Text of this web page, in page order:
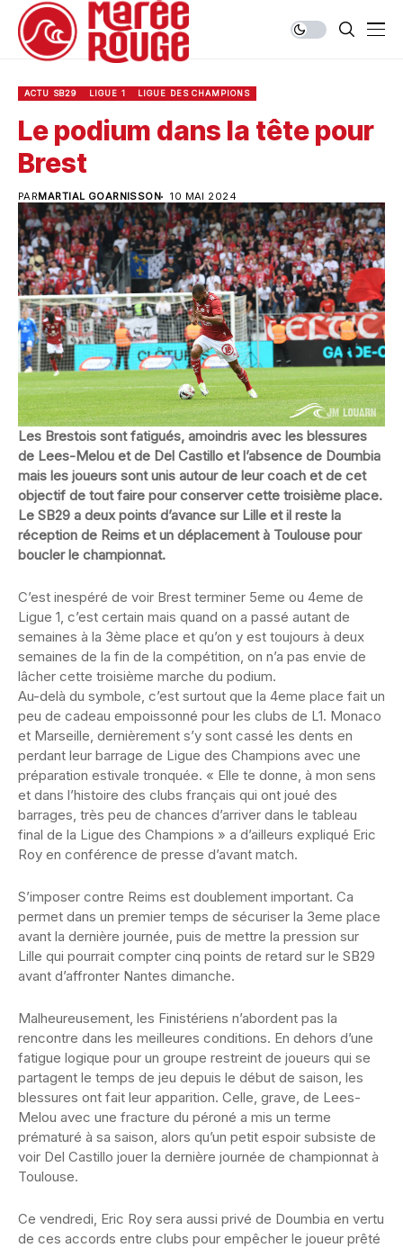
ACTU SB29 LIGUE 1 LIGUE DES CHAMPIONS
Le podium dans la tête pour
Brest
PARMARTIAL GOARNISSON 10 MAI 2024
Les Brestois sont fatigués, amoindris avec les blessures
de Lees-Melou et de Del Castillo et l’absence de Doumbia
mais les joueurs sont unis autour de leur coach et de cet
objectif de tout faire pour conserver cette troisième place.
Le SB29 a deux points d’avance sur Lille et il reste la
réception de Reims et un déplacement à Toulouse pour
boucler le championnat.
C’est inespéré de voir Brest terminer 5eme ou 4eme de
Ligue 1, c’est certain mais quand on a passé autant de
semaines à la 3ème place et qu’on y est toujours à deux
semaines de la fin de la compétition, on n’a pas envie de
lâcher cette troisième marche du podium.
Au-delà du symbole, c’est surtout que la 4eme place fait un
peu de cadeau empoissonné pour les clubs de L1. Monaco
et Marseille, dernièrement s’y sont cassé les dents en
perdant leur barrage de Ligue des Champions avec une
préparation estivale tronquée. « Elle te donne, à mon sens
et dans l’histoire des clubs français qui ont joué des
barrages, très peu de chances d’arriver dans le tableau
final de la Ligue des Champions » a d’ailleurs expliqué Eric
Roy en conférence de presse d’avant match.
S’imposer contre Reims est doublement important. Ca
permet dans un premier temps de sécuriser la 3eme place
avant la dernière journée, puis de mettre la pression sur
Lille qui pourrait compter cinq points de retard sur le SB29
avant d’affronter Nantes dimanche.
Malheureusement, les Finistériens n’abordent pas la
rencontre dans les meilleures conditions. En dehors d’une
fatigue logique pour un groupe restreint de joueurs qui se
partagent le temps de jeu depuis le début de saison, les
blessures ont fait leur apparition. Celle, grave, de Lees-
Melou avec une fracture du péroné a mis un terme
prématuré à sa saison, alors qu’un petit espoir subsiste de
voir Del Castillo jouer la dernière journée de championnat à
Toulouse.
Ce vendredi, Eric Roy sera aussi privé de Doumbia en vertu
de ces accords entre clubs pour empêcher le joueur prêté